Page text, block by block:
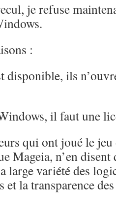
je refuse
:
disponible, ils
il faut une
qui ont joué le
Mageia, n’en
large variété des
et la transparence